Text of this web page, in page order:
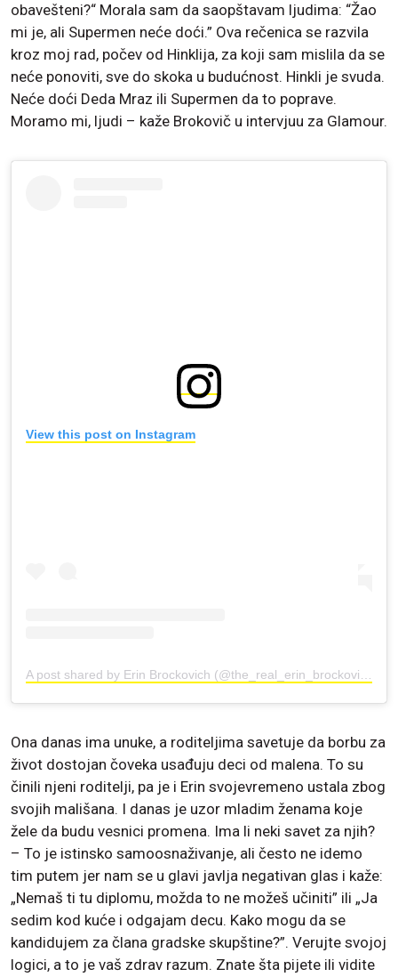
obavešteni?“ Morala sam da saopštavam ljudima: “Žao
mi je, ali Supermen neće doći.” Ova rečenica se razvila
kroz moj rad, počev od Hinklija, za koji sam mislila da se
neće ponoviti, sve do skoka u budućnost. Hinkli je svuda.
Neće doći Deda Mraz ili Supermen da to poprave.
Moramo mi, ljudi – kaže Brokovič u intervjuu za Glamour.
View this post on Instagram
A post shared by Erin Brockovich (@the_real_erin_brockovich)
Ona danas ima unuke, a roditeljima savetuje da borbu za
život dostojan čoveka usađuju deci od malena. To su
činili njeni roditelji, pa je i Erin svojevremeno ustala zbog
svojih mališana. I danas je uzor mladim ženama koje
žele da budu vesnici promena. Ima li neki savet za njih?
– To je istinsko samoosnaživanje, ali često ne idemo
tim putem jer nam se u glavi javlja negativan glas i kaže:
„Nemaš ti tu diplomu, možda to ne možeš učiniti” ili „Ja
sedim kod kuće i odgajam decu. Kako mogu da se
kandidujem za člana gradske skupštine?”. Verujte svojoj
logici, a to je vaš zdrav razum. Znate šta pijete ili vidite